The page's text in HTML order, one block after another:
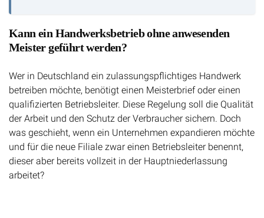
Kann ein Handwerksbetrieb ohne anwesenden
Meister geführt werden?
Wer in Deutschland ein zulassungspflichtiges Handwerk
betreiben möchte, benötigt einen Meisterbrief oder einen
qualifizierten Betriebsleiter. Diese Regelung soll die Qualität
der Arbeit und den Schutz der Verbraucher sichern. Doch
was geschieht, wenn ein Unternehmen expandieren möchte
und für die neue Filiale zwar einen Betriebsleiter benennt,
dieser aber bereits vollzeit in der Hauptniederlassung
arbeitet?